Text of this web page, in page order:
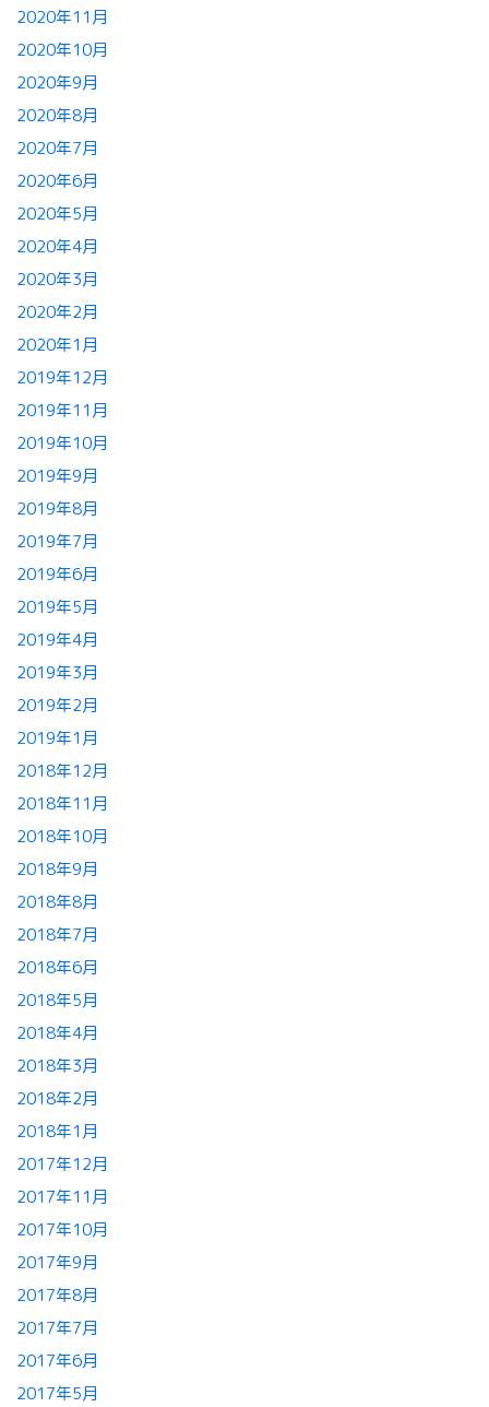
2020年11月
2020年10月
2020年9月
2020年8月
2020年7月
2020年6月
2020年5月
2020年4月
2020年3月
2020年2月
2020年1月
2019年12月
2019年11月
2019年10月
2019年9月
2019年8月
2019年7月
2019年6月
2019年5月
2019年4月
2019年3月
2019年2月
2019年1月
2018年12月
2018年11月
2018年10月
2018年9月
2018年8月
2018年7月
2018年6月
2018年5月
2018年4月
2018年3月
2018年2月
2018年1月
2017年12月
2017年11月
2017年10月
2017年9月
2017年8月
2017年7月
2017年6月
2017年5月